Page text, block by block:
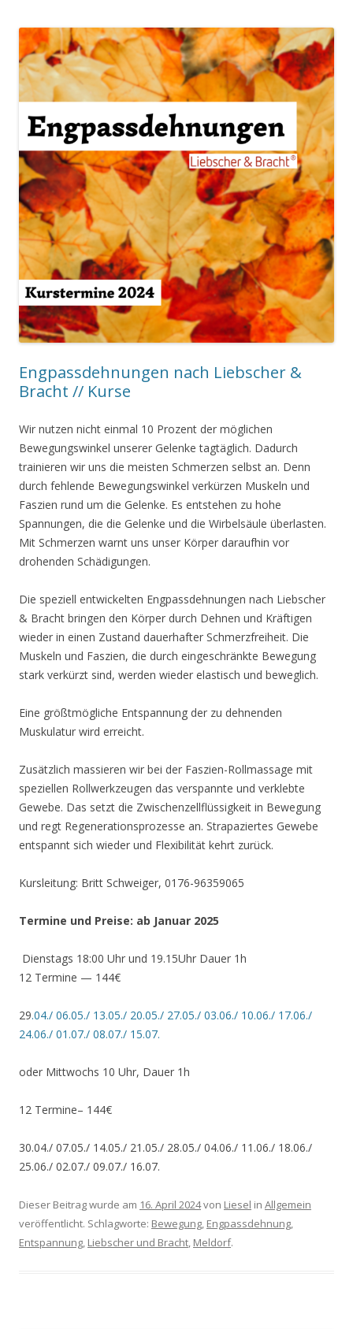
Engpassdehnungen nach Liebscher &
Bracht // Kurse
Wir nutzen nicht einmal 10 Prozent der möglichen
Bewegungswinkel unserer Gelenke tagtäglich. Dadurch
trainieren wir uns die meisten Schmerzen selbst an. Denn
durch fehlende Bewegungswinkel verkürzen Muskeln und
Faszien rund um die Gelenke. Es entstehen zu hohe
Spannungen, die die Gelenke und die Wirbelsäule überlasten.
Mit Schmerzen warnt uns unser Körper daraufhin vor
drohenden Schädigungen.
Die speziell entwickelten Engpassdehnungen nach Liebscher
& Bracht bringen den Körper durch Dehnen und Kräftigen
wieder in einen Zustand dauerhafter Schmerzfreiheit. Die
Muskeln und Faszien, die durch eingeschränkte Bewegung
stark verkürzt sind, werden wieder elastisch und beweglich.
Eine größtmögliche Entspannung der zu dehnenden
Muskulatur wird erreicht.
Zusätzlich massieren wir bei der Faszien-Rollmassage mit
speziellen Rollwerkzeugen das verspannte und verklebte
Gewebe. Das setzt die Zwischenzellflüssigkeit in Bewegung
und regt Regenerationsprozesse an. Strapaziertes Gewebe
entspannt sich wieder und Flexibilität kehrt zurück.
Kursleitung: Britt Schweiger, 0176-96359065
Termine und Preise: ab Januar 2025
Dienstags 18:00 Uhr und 19.15Uhr Dauer 1h
12 Termine — 144€
29.04./ 06.05./ 13.05./ 20.05./ 27.05./ 03.06./ 10.06./ 17.06./
24.06./ 01.07./ 08.07./ 15.07.
oder Mittwochs 10 Uhr, Dauer 1h
12 Termine– 144€
30.04./ 07.05./ 14.05./ 21.05./ 28.05./ 04.06./ 11.06./ 18.06./
25.06./ 02.07./ 09.07./ 16.07.
Dieser Beitrag wurde am 16. April 2024von Liesel in Allgemein
veröffentlicht. Schlagworte: Bewegung, Engpassdehnung,
Entspannung, Liebscher und Bracht, Meldorf.